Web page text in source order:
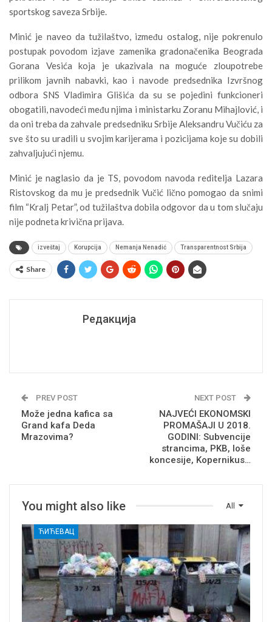
sportskog saveza Srbije.
Minić je naveo da tužilaštvo, između ostalog, nije pokrenulo
postupak povodom izjave zamenika gradonačenika Beograda
Gorana Vesića koja je ukazivala na moguće zloupotrebe
prilikom javnih nabavki, kao i navode predsednika Izvršnog
odbora SNS Vladimira Glišića da su se pojedini funkcioneri
obogatili, navodeći među njima i ministarku Zoranu Mihajlović, i
da oni treba da zahvale predsedniku Srbije Aleksandru Vučiću za
sve što su uradili u svojim karijerama i pozicijama koje su dobili
zahvaljujući njemu.
Minić je naglasio da je TS, povodom navoda reditelja Lazara
Ristovskog da mu je predsednik Vučić lično pomogao da snimi
film “Kralj Petar”, od tužilaštva dobila odgovor da u tom slučaju
nije podneta krivična prijava.
izveštaj Korupcija Nemanja Nenadić Transparentnost Srbija
Share
Редакција
PREV POST
Može jedna kafica sa
Grand kafa Deda
Mrazovima?
NEXT POST
NAJVEĆI EKONOMSKI
PROMAŠAJI U 2018.
GODINI: Subvencije
strancima, PKB, loše
koncesije, Kopernikus…
All
You might also like
ЋИЋЕВАЦ